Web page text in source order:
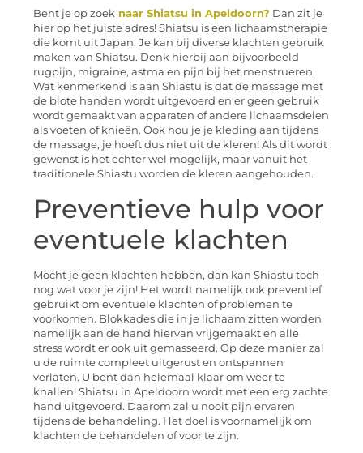
Bent je op zoek naar Shiatsu in Apeldoorn? Dan zit je
hier op het juiste adres! Shiatsu is een lichaamstherapie
die komt uit Japan. Je kan bij diverse klachten gebruik
maken van Shiatsu. Denk hierbij aan bijvoorbeeld
rugpijn, migraine, astma en pijn bij het menstrueren.
Wat kenmerkend is aan Shiastu is dat de massage met
de blote handen wordt uitgevoerd en er geen gebruik
wordt gemaakt van apparaten of andere lichaamsdelen
als voeten of knieën. Ook hou je je kleding aan tijdens
de massage, je hoeft dus niet uit de kleren! Als dit wordt
gewenst is het echter wel mogelijk, maar vanuit het
traditionele Shiastu worden de kleren aangehouden.
Preventieve hulp voor
eventuele klachten
Mocht je geen klachten hebben, dan kan Shiastu toch
nog wat voor je zijn! Het wordt namelijk ook preventief
gebruikt om eventuele klachten of problemen te
voorkomen. Blokkades die in je lichaam zitten worden
namelijk aan de hand hiervan vrijgemaakt en alle
stress wordt er ook uit gemasseerd. Op deze manier zal
u de ruimte compleet uitgerust en ontspannen
verlaten. U bent dan helemaal klaar om weer te
knallen! Shiatsu in Apeldoorn wordt met een erg zachte
hand uitgevoerd. Daarom zal u nooit pijn ervaren
tijdens de behandeling. Het doel is voornamelijk om
klachten de behandelen of voor te zijn.